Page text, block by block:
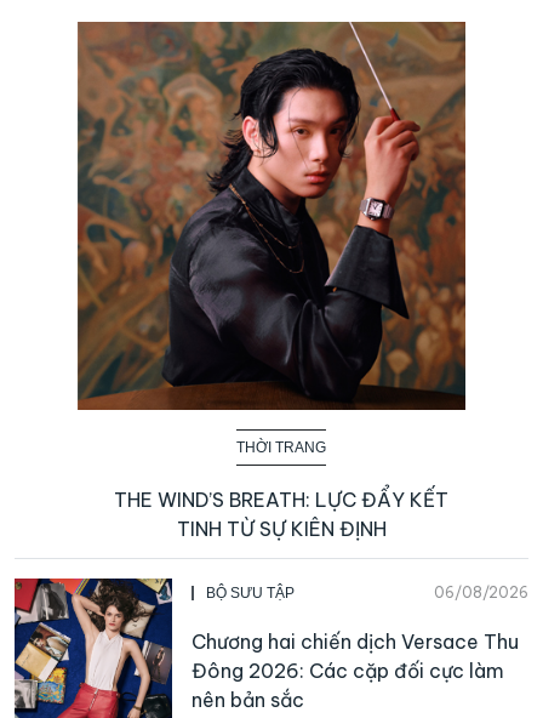
THỜI TRANG
THE WIND’S BREATH: LỰC ĐẨY KẾT
TINH TỪ SỰ KIÊN ĐỊNH
BỘ SƯU TẬP 06/08/2026
Chương hai chiến dịch Versace Thu
Đông 2026: Các cặp đối cực làm
nên bản sắc